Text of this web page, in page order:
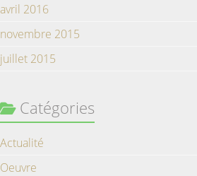
avril 2016
novembre 2015
juillet 2015
Catégories
Actualité
Oeuvre